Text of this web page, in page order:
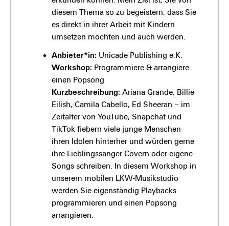
diesem Thema so zu begeistern, dass Sie
es direkt in ihrer Arbeit mit Kindern
umsetzen möchten und auch werden.
Anbieter*in: Unicade Publishing e.K.
Workshop: Programmiere & arrangiere
einen Popsong
Kurzbeschreibung: Ariana Grande, Billie
Eilish, Camila Cabello, Ed Sheeran – im
Zeitalter von YouTube, Snapchat und
TikTok fiebern viele junge Menschen
ihren Idolen hinterher und würden gerne
ihre Lieblingssänger Covern oder eigene
Songs schreiben. In diesem Workshop in
unserem mobilen LKW-Musikstudio
werden Sie eigenständig Playbacks
programmieren und einen Popsong
arrangieren.